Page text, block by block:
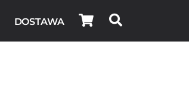
DOSTAWA